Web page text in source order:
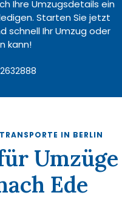
Ihre Umzugsdetails ein
Starten Sie jetzt
schnell Ihr Umzug oder
kann!
IN BERLIN
Umzüge
Ede